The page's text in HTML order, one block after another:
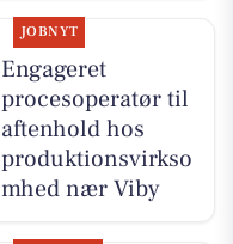
JOBNYT
Engageret
procesoperatør til
aftenhold hos
produktionsvirkso
mhed nær Viby